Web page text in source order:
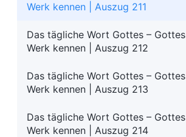
Werk kennen | Auszug 211
Das tägliche Wort Gottes – Gottes
Werk kennen | Auszug 212
Das tägliche Wort Gottes – Gottes
Werk kennen | Auszug 213
Das tägliche Wort Gottes – Gottes
Werk kennen | Auszug 214